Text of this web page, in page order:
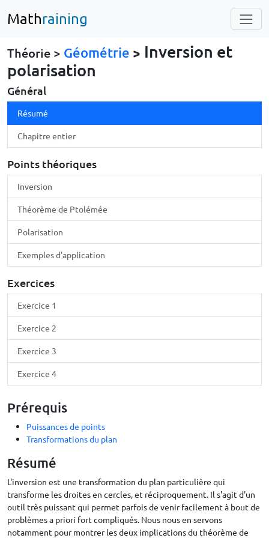
Mathraining
Théorie > Géométrie > Inversion et
polarisation
Général
Résumé
Chapitre entier
Points théoriques
Inversion
Théorème de Ptolémée
Polarisation
Exemples d'application
Exercices
Exercice 1
Exercice 2
Exercice 3
Exercice 4
Prérequis
Puissances de points
Transformations du plan
Résumé
L'inversion est une transformation du plan particulière qui
transforme les droites en cercles, et réciproquement. Il s'agit d'un
outil très puissant qui permet parfois de venir facilement à bout de
problèmes a priori fort compliqués. Nous nous en servons
notamment pour montrer les deux implications du théorème de